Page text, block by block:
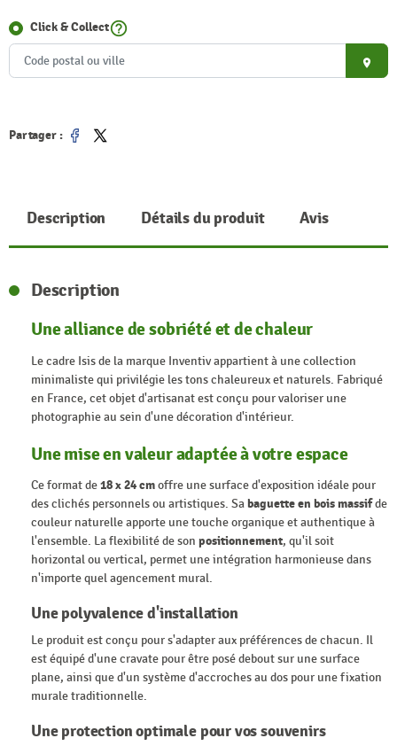
Click & Collecthelp_outline
place
Partager :
Partager
Tweet
Description Détails du produit Avis
Description
Une alliance de sobriété et de chaleur
Le cadre Isis de la marque Inventiv appartient à une collection
minimaliste qui privilégie les tons chaleureux et naturels. Fabriqué
en France, cet objet d'artisanat est conçu pour valoriser une
photographie au sein d'une décoration d'intérieur.
Une mise en valeur adaptée à votre espace
Ce format de18 x 24 cmoffre une surface d'exposition idéale pour
des clichés personnels ou artistiques. Sabaguette en bois massifde
couleur naturelle apporte une touche organique et authentique à
l'ensemble. La flexibilité de son positionnement, qu'il soit
horizontal ou vertical, permet une intégration harmonieuse dans
n'importe quel agencement mural.
Une polyvalence d'installation
Le produit est conçu pour s'adapter aux préférences de chacun. Il
est équipé d'une cravate pour être posé debout sur une surface
plane, ainsi que d'un système d'accroches au dos pour une fixation
murale traditionnelle.
Une protection optimale pour vos souvenirs